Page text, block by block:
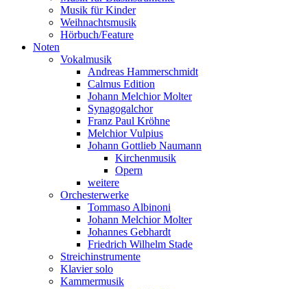
Musik für Kinder
Weihnachtsmusik
Hörbuch/Feature
Noten
Vokalmusik
Andreas Hammerschmidt
Calmus Edition
Johann Melchior Molter
Synagogalchor
Franz Paul Kröhne
Melchior Vulpius
Johann Gottlieb Naumann
Kirchenmusik
Opern
weitere
Orchesterwerke
Tommaso Albinoni
Johann Melchior Molter
Johannes Gebhardt
Friedrich Wilhelm Stade
Streichinstrumente
Klavier solo
Kammermusik